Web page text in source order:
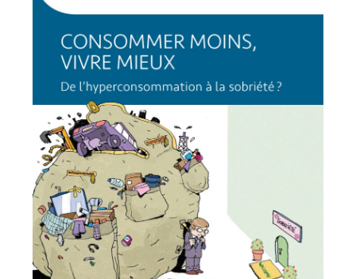
Actualités Nos publications
Quand la culture recule,
la paix recule. Mais les
arts résistent
Revue Pour parler de paix – culture et paix, arts
et résistance Une revue consacrée au rôle de...